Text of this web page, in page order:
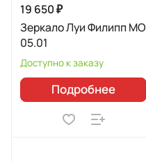
19 650 ₽
Зеркало Луи Филипп МО
05.01
Доступно к заказу
Подробнее